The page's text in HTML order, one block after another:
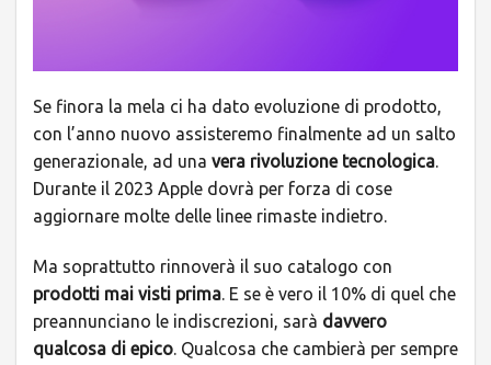
Se finora la mela ci ha dato evoluzione di prodotto,
con l’anno nuovo assisteremo finalmente ad un salto
generazionale, ad una vera rivoluzione tecnologica.
Durante il 2023 Apple dovrà per forza di cose
aggiornare molte delle linee rimaste indietro.
Ma soprattutto rinnoverà il suo catalogo con
prodotti mai visti prima. E se è vero il 10% di quel che
preannunciano le indiscrezioni, sarà davvero
qualcosa di epico. Qualcosa che cambierà per sempre